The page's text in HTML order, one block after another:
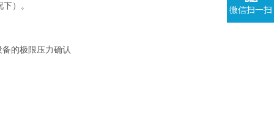
）。
的极限压力确认
微信扫一扫